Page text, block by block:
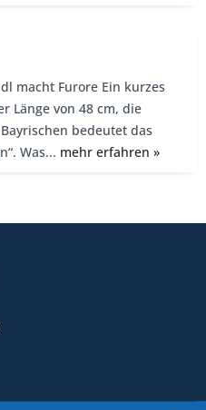
macht Furore Ein kurzes
Länge von 48 cm, die
bedeutet das
Was... mehr erfahren »